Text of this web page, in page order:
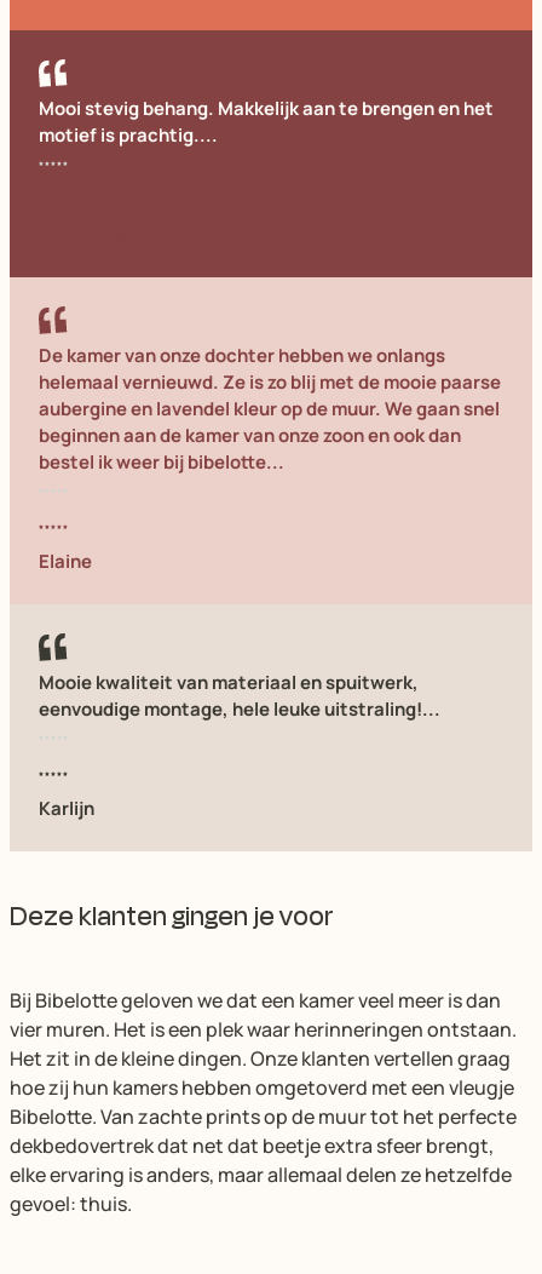
Mooi stevig behang. Makkelijk aan te brengen en het
motief is prachtig....
De kamer van onze dochter hebben we onlangs
helemaal vernieuwd. Ze is zo blij met de mooie paarse
aubergine en lavendel kleur op de muur. We gaan snel
beginnen aan de kamer van onze zoon en ook dan
bestel ik weer bij bibelotte...
Elaine
Mooie kwaliteit van materiaal en spuitwerk,
eenvoudige montage, hele leuke uitstraling!...
Karlijn
Deze klanten gingen je voor
Bij Bibelotte geloven we dat een kamer veel meer is dan
vier muren. Het is een plek waar herinneringen ontstaan.
Het zit in de kleine dingen. Onze klanten vertellen graag
hoe zij hun kamers hebben omgetoverd met een vleugje
Bibelotte. Van zachte prints op de muur tot het perfecte
dekbedovertrek dat net dat beetje extra sfeer brengt,
elke ervaring is anders, maar allemaal delen ze hetzelfde
gevoel: thuis.